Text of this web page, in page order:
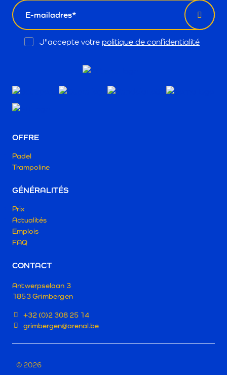
email
Opt
J"accepte votre politique de confidentialité
OFFRE
Padel
Trampoline
GÉNÉRALITÉS
Prix
Actualités
Emplois
FAQ
CONTACT
Antwerpselaan 3
1853 Grimbergen
+32 (0)2 308 25 14
grimbergen@arenal.be
© 2026